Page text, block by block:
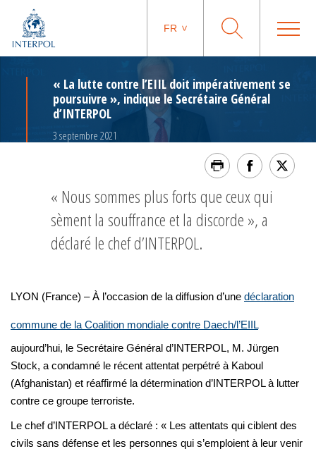
FR
« La lutte contre l’EIIL doit impérativement se
poursuivre », indique le Secrétaire Général
d’INTERPOL
3 septembre 2021
« Nous sommes plus forts que ceux qui
sèment la souffrance et la discorde », a
déclaré le chef d’INTERPOL.
LYON (France) – À l’occasion de la diffusion d’une déclaration
commune de la Coalition mondiale contre Daech/l’EIIL
aujourd’hui, le Secrétaire Général d’INTERPOL, M. Jürgen
Stock, a condamné le récent attentat perpétré à Kaboul
(Afghanistan) et réaffirmé la détermination d’INTERPOL à lutter
contre ce groupe terroriste.
Le chef d’INTERPOL a déclaré : « Les attentats qui ciblent des
civils sans défense et les personnes qui s’emploient à leur venir